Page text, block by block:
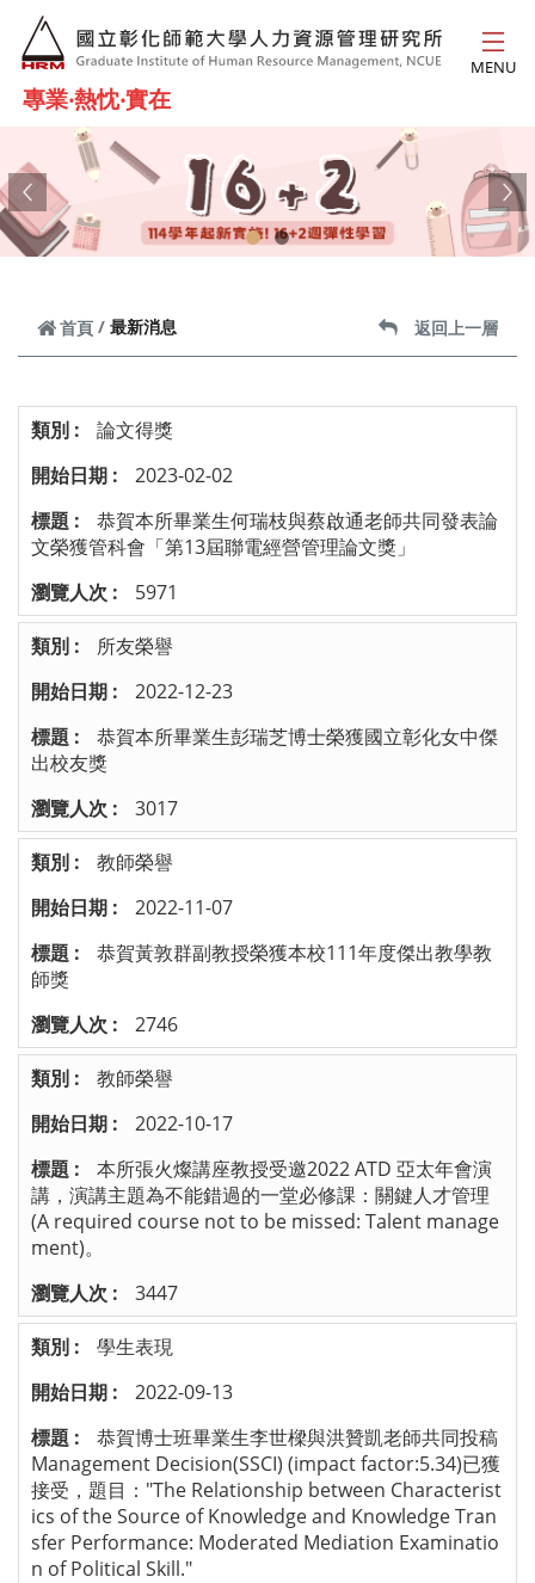
跳到主要內容
專業‧熱忱‧實在
MENU
Previous
首頁 最新消息 返回上一層
論文得獎
2023-02-02
恭賀本所畢業生何瑞枝與蔡啟通老師共同發表論
文榮獲管科會「第13屆聯電經營管理論文獎」
5971
所友榮譽
2022-12-23
恭賀本所畢業生彭瑞芝博士榮獲國立彰化女中傑
出校友獎
3017
教師榮譽
2022-11-07
恭賀黃敦群副教授榮獲本校111年度傑出教學教
師獎
2746
教師榮譽
2022-10-17
本所張火燦講座教授受邀2022 ATD 亞太年會演
講，演講主題為不能錯過的一堂必修課：關鍵人才管理
(A required course not to be missed: Talent manage
ment)。
3447
學生表現
2022-09-13
恭賀博士班畢業生李世樑與洪贊凱老師共同投稿
Management Decision(SSCI) (impact factor:5.34)已獲
接受，題目："The Relationship between Characterist
ics of the Source of Knowledge and Knowledge Tran
sfer Performance: Moderated Mediation Examinatio
n of Political Skill."